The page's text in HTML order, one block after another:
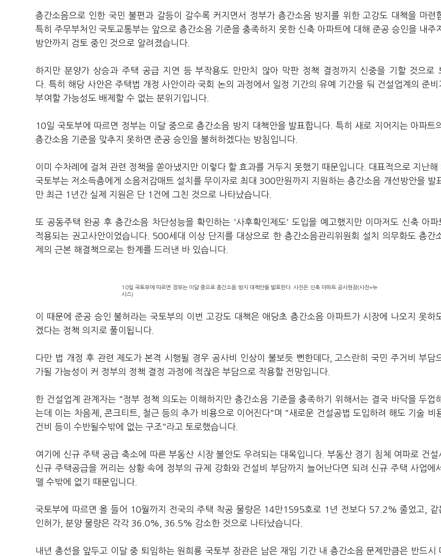
층간소음으로 인한 국민 불편과 갈등이 갈수록 커지면서 정부가 층간소음 방지를 위한 고강도 대책을 마련
특히 주무부처인 국토교통부는 앞으로 층간소음 기준을 충족하지 못한 신축 아파트에 대해 준공 승인을 내주
방안까지 검토 중인 것으로 알려졌습니다.
하지만 분양가 상승과 주택 공급 지연 등 부작용도 만만치 않아 막판 정책 결정까지 신중을 기할 것으로
다. 특히 해당 사안은 주택법 개정 사안이라 국회 논의 과정에서 일정 기간의 유예 기간을 둬 건설업계의 준비
부여할 가능성도 배제할 수 없는 분위기입니다.
10일 국토부에 따르면 정부는 이달 중으로 층간소음 방지 대책안을 발표합니다. 특히 새로 지어지는 아파트
층간소음 기준을 맞추지 못하면 준공 승인을 불허하겠다는 방침입니다.
이미 수차례에 걸쳐 관련 정책을 쏟아냈지만 이렇다 할 효과를 거두지 못했기 때문입니다. 대표적으로 지난해
국토부는 저소득층에게 소음저감매트 설치를 무이자로 최대 300만원까지 지원하는 층간소음 개선방안을 발
만 최근 1년간 실제 지원은 단 1건에 그친 것으로 나타났습니다.
또 공동주택 완공 후 층간소음 차단성능을 확인하는 '사후확인제도' 도입을 예고했지만 이마저도 신축 아파
적용되는 권고사안이었습니다. 500세대 이상 단지를 대상으로 한 층간소음관리위원회 설치 의무화도 층간
제의 근본 해결책으로는 한계를 드러낸 바 있습니다.
10일 국토부에 따르면 정부는 이달 중으로 층간소음 방지 대책안을 발표한다. 사진은 신축 아파트 공사현장(사진=뉴
시스)
이 때문에 준공 승인 불허라는 국토부의 이번 고강도 대책은 애당초 층간소음 아파트가 시장에 나오지 못하
겠다는 정책 의지로 풀이됩니다.
다만 법 개정 후 관련 제도가 본격 시행될 경우 공사비 인상이 불보듯 뻔한데다, 고스란히 국민 주거비 부담
가될 가능성이 커 정부의 정책 결정 과정에 적잖은 부담으로 작용할 전망입니다.
한 건설업계 관계자는 "정부 정책 의도는 이해하지만 층간소음 기준을 충족하기 위해서는 결국 바닥을 두껍
는데 이는 차음제, 콘크티트, 철근 등의 추가 비용으로 이어진다"며 "새로운 건설공법 도입하려 해도 기술 비
건비 등이 수반될수밖에 없는 구조"라고 토로했습니다.
여기에 신규 주택 공급 축소에 따른 부동산 시장 불안도 우려되는 대목입니다. 부동산 경기 침체 여파로 건설
신규 주택공급을 꺼리는 상황 속에 정부의 규제 강화와 건설비 부담까지 늘어난다면 되려 신규 주택 사업에
뗄 수밖에 없기 때문입니다.
국토부에 따르면 올 들어 10월까지 전국의 주택 착공 물량은 14만1595호로 1년 전보다 57.2% 줄었고, 같
인허가, 분양 물량은 각각 36.0%, 36.5% 감소한 것으로 나타났습니다.
내년 총선을 앞두고 이달 중 퇴임하는 원희룡 국토부 장관은 남은 재임 기간 내 층간소음 문제만큼은 반드시